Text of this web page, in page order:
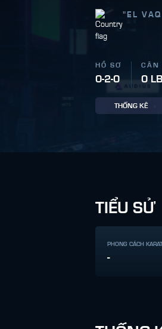
" EL
HỒ SƠ
0-2-0
CÂN
0
THỐNG KÊ
TIỂU SỬ
PHONG CÁCH
-